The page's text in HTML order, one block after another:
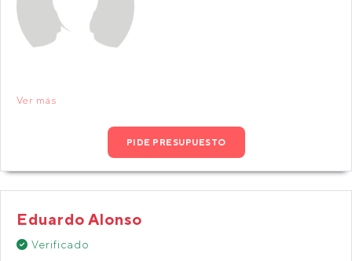
Ver más
PIDE PRESUPUESTO
Eduardo Alonso
Verificado